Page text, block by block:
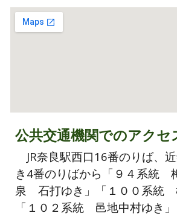
公共交通機関でのアクセ
JR奈良駅西口16番のりば、
き4番のりばから「９４系統
泉 石打ゆき」「１００系統
「１０２系統 邑地中村ゆき